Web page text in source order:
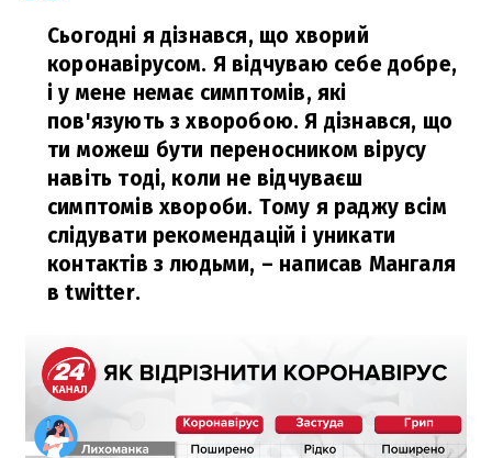
Сьогодні я дізнався, що хворий
коронавірусом. Я відчуваю себе добре,
і у мене немає симптомів, які
пов'язують з хворобою. Я дізнався, що
ти можеш бути переносником вірусу
навіть тоді, коли не відчуваєш
симптомів хвороби. Тому я раджу всім
слідувати рекомендацій і уникати
контактів з людьми, – написав Мангаля
в twitter.